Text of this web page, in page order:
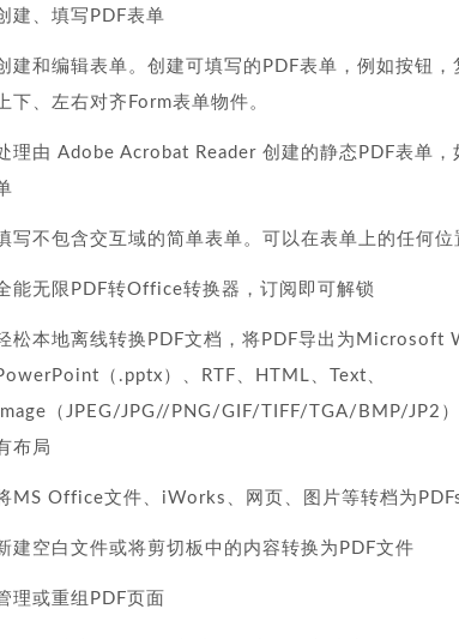
建、填写PDF表单
建和编辑表单。创建可填写的PDF表单，例如按钮
下、左右对齐Form表单物件。
理由 Adobe Acrobat Reader 创建的静态PDF表单
写不包含交互域的简单表单。可以在表单上的任何
能无限PDF转Office转换器，订阅即可解锁
松本地离线转换PDF文档，将PDF导出为Microsoft
（.pptx）、RTF、HTML、Text、
Image（JPEG/JPG//PNG/GIF/TIFF/TGA/BMP/JP2
布局
MS Office文件、iWorks、网页、图片等转档为
建空白文件或将剪切板中的内容转换为PDF文件
理或重组PDF页面